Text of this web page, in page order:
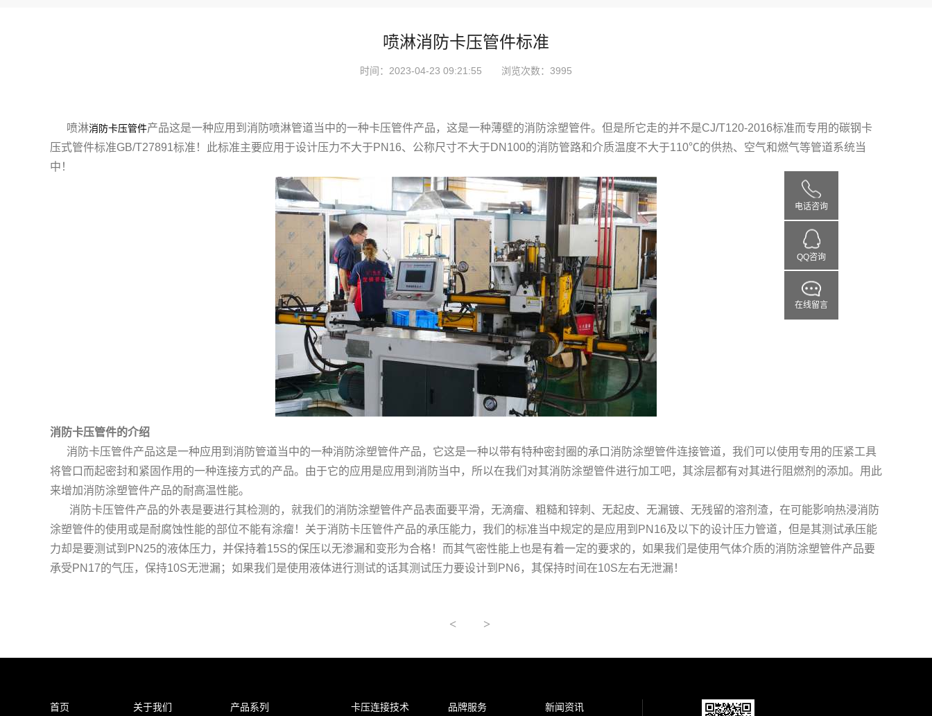
喷淋消防卡压管件标准
时间：2023-04-23 09:21:55 浏览次数：3995
喷淋消防卡压管件产品这是一种应用到消防喷淋管道当中的一种卡压管件产品，这是一种薄壁的消防涂塑管件。但是所它走的并不是CJ/T120-2016标准而专用的碳钢卡
压式管件标准GB/T27891标准！此标准主要应用于设计压力不大于PN16、公称尺寸不大于DN100的消防管路和介质温度不大于110℃的供热、空气和燃气等管道系统当
中！
消防卡压管件的介绍
消防卡压管件产品这是一种应用到消防管道当中的一种消防涂塑管件产品，它这是一种以带有特种密封圈的承口消防涂塑管件连接管道，我们可以使用专用的压紧工具
将管口而起密封和紧固作用的一种连接方式的产品。由于它的应用是应用到消防当中，所以在我们对其消防涂塑管件进行加工吧，其涂层都有对其进行阻燃剂的添加。用此
来增加消防涂塑管件产品的耐高温性能。
消防卡压管件产品的外表是要进行其检测的，就我们的消防涂塑管件产品表面要平滑，无滴瘤、粗糙和锌刺、无起皮、无漏镀、无残留的溶剂渣，在可能影响热浸消防
涂塑管件的使用或是耐腐蚀性能的部位不能有涂瘤！关于消防卡压管件产品的承压能力，我们的标准当中规定的是应用到PN16及以下的设计压力管道，但是其测试承压能
力却是要测试到PN25的液体压力，并保持着15S的保压以无渗漏和变形为合格！而其气密性能上也是有着一定的要求的，如果我们是使用气体介质的消防涂塑管件产品要
承受PN17的气压，保持10S无泄漏；如果我们是使用液体进行测试的话其测试压力要设计到PN6，其保持时间在10S左右无泄漏！
< >
首页 关于我们 产品系列 卡压连接技术 品牌服务 新闻资讯
电话咨询
QQ咨询
在线留言